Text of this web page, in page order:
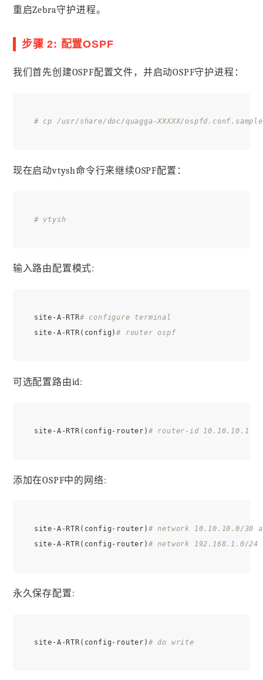
重启Zebra守护进程。
步骤 2: 配置OSPF
我们首先创建OSPF配置文件，并启动OSPF守护进程：
# cp /usr/share/doc/quagga-XXXXX/
现在启动vtysh命令行来继续OSPF配置：
# vtysh
输入路由配置模式:
site-A-RTR# configure terminal
site-A-RTR(config)# router ospf
可选配置路由id:
site-A-RTR(config-router) # router-id 10.10.10.1
添加在OSPF中的网络:
site-A-RTR(config-router) # network 10.10.10.0/30
site-A-RTR(config-router) # network 192.168.1.0/24
永久保存配置:
site-A-RTR(config-router) # do write